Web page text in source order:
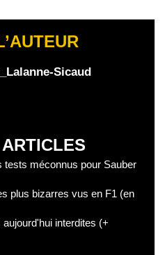
Sicaud
méconnus pour Sauber
plus bizarres vus en F1 (en
interdites (+